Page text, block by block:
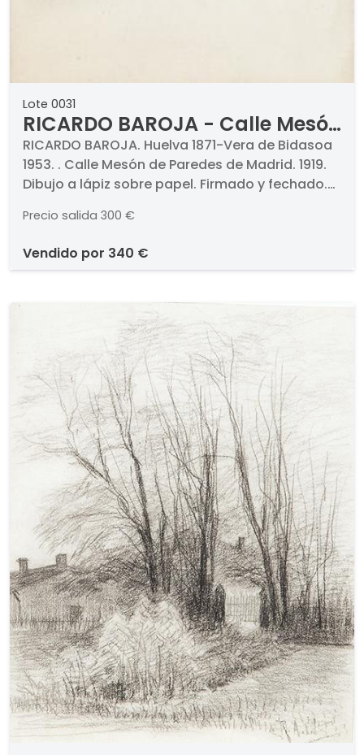
Lote 0031
RICARDO BAROJA - Calle Mesón
de Paredes de Madrid
RICARDO BAROJA. Huelva 1871-Vera de Bidasoa
1953. . Calle Mesón de Paredes de Madrid. 1919.
Dibujo a lápiz sobre papel. Firmado y fechado.
Precio salida 300 €
vendido por 340 €